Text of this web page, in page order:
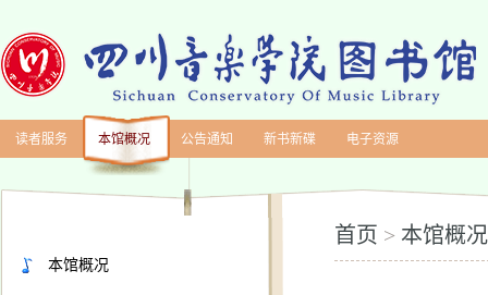
读者服务 本馆概况 公告通知 新书新碟 电子资源
本馆概况
首页 > 本馆概况